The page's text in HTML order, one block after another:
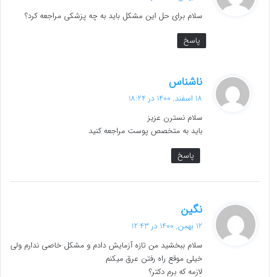
:
سلام برای حل این مشکل باید به چه پزشکی مراجعه کرد؟
پاسخ
ناشناس
:
18 اسفند, 1400 در 18:24
سلام نسترن عزیز
باید به متخصص پوست مراجعه کنید
پاسخ
نگین
ت
:
12 بهمن, 1400 در 12:43
سلام ببخشید من تازه آزمایش دادم و مشکل خاصی ندارم ولی
خیلی موقع راه رفتن عرق میکنم
لازمه که برم دکتر؟